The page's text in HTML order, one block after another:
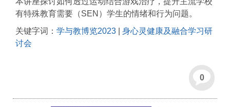
有特殊教育需要（SEN）学生的情绪和行为问题。
关键字词： 学与教博览2023
身心灵健康及融合学习研
讨会
0